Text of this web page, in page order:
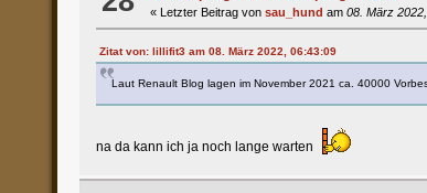
« Letzter Beitrag vonsau_hund am 08. März
Zitat von: lillifit3 am 08. März 2022, 06:43:09
Laut Renault Blog lagen im November 2021 ca. 40000
na da kann ich ja noch lange warten